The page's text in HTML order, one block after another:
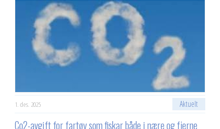
1. des. 2025 Aktuelt
Co2-avgift for fartøy som fiskar både i nære og fjerne